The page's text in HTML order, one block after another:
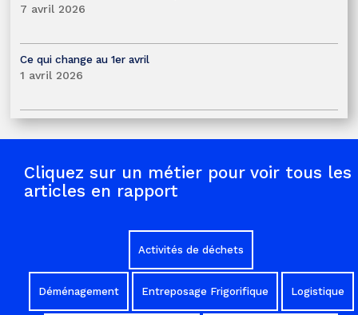
7 avril 2026
Ce qui change au 1er avril
1 avril 2026
Cliquez sur un métier pour voir tous les
articles en rapport
Activités de déchets
Déménagement Entreposage Frigorifique Logistique